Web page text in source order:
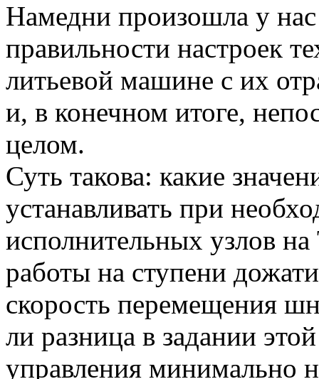
Намедни произошла у
правильности настроек
литьевой машине с их
и, в конечном итоге,
целом.
Суть такова: какие
устанавливать при
исполнительных узлов
работы на ступени
скорость перемещения
ли разница в задании
управления минимально